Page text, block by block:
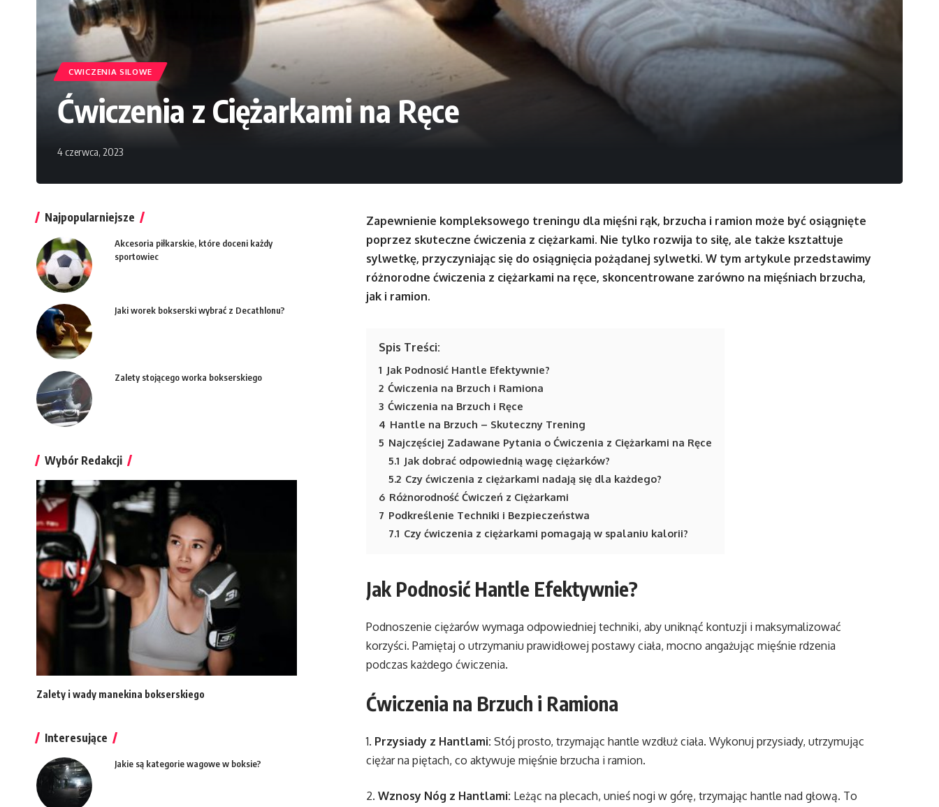
CWICZENIA SILOWE
Ćwiczenia z Ciężarkami na Ręce
4 czerwca, 2023
Zapewnienie kompleksowego treningu dla mięśni rąk, brzucha i ramion może być osiągnięte
poprzez skuteczne ćwiczenia z ciężarkami. Nie tylko rozwija to siłę, ale także kształtuje
sylwetkę, przyczyniając się do osiągnięcia pożądanej sylwetki. W tym artykule przedstawimy
różnorodne ćwiczenia z ciężarkami na ręce, skoncentrowane zarówno na mięśniach brzucha,
jak i ramion.
Spis Treści:
1 Jak Podnosić Hantle Efektywnie?
2 Ćwiczenia na Brzuch i Ramiona
3 Ćwiczenia na Brzuch i Ręce
4 Hantle na Brzuch – Skuteczny Trening
5 Najczęściej Zadawane Pytania o Ćwiczenia z Ciężarkami na Ręce
5.1 Jak dobrać odpowiednią wagę ciężarków?
5.2 Czy ćwiczenia z ciężarkami nadają się dla każdego?
6 Różnorodność Ćwiczeń z Ciężarkami
7 Podkreślenie Techniki i Bezpieczeństwa
7.1 Czy ćwiczenia z ciężarkami pomagają w spalaniu kalorii?
Jak Podnosić Hantle Efektywnie?
Podnoszenie ciężarów wymaga odpowiedniej techniki, aby uniknąć kontuzji i maksymalizować
korzyści. Pamiętaj o utrzymaniu prawidłowej postawy ciała, mocno angażując mięśnie rdzenia
podczas każdego ćwiczenia.
Ćwiczenia na Brzuch i Ramiona
1. Przysiady z Hantlami: Stój prosto, trzymając hantle wzdłuż ciała. Wykonuj przysiady, utrzymując
ciężar na piętach, co aktywuje mięśnie brzucha i ramion.
2. Wznosy Nóg z Hantlami: Leżąc na plecach, unieś nogi w górę, trzymając hantle nad głową. To
Najpopularniejsze
Akcesoria piłkarskie, które doceni każdy
sportowiec
Jaki worek bokserski wybrać z Decathlonu?
Zalety stojącego worka bokserskiego
Wybór Redakcji
Zalety i wady manekina bokserskiego
Interesujące
Jakie są kategorie wagowe w boksie?